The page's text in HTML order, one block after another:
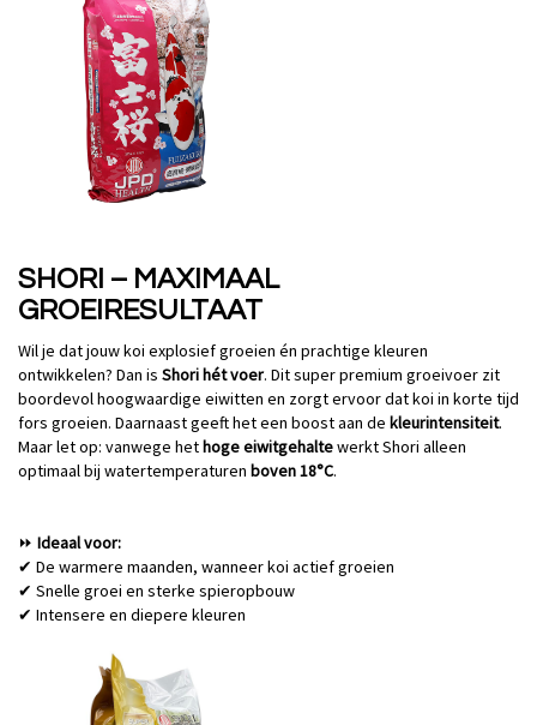
SHORI – MAXIMAAL
GROEIRESULTAAT
Wil je dat jouw koi explosief groeien én prachtige kleuren
ontwikkelen? Dan is Shori hét voer. Ditsuper premium groeivoer zit
boordevol hoogwaardige eiwitten en zorgt ervoor dat koi in korte tijd
fors groeien. Daarnaast geeft het een boost aan de kleurintensiteit.
Maar let op: vanwege het hoge eiwitgehaltewerkt Shori alleen
optimaal bij watertemperaturen boven 18°C.
⏩ Ideaal voor:
✔ De warmere maanden, wanneer koi actief groeien
✔ Snelle groei en sterke spieropbouw
✔ Intensere en diepere kleuren